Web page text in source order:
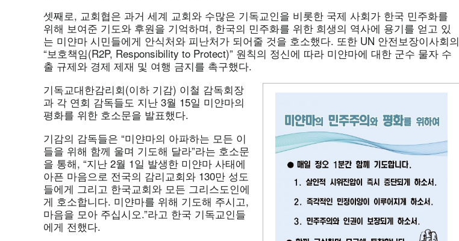
셋째로, 교회협은 과거 세계 교회와 수많은 기독교인을 비롯한 국제 사회가 한국 민주화를
위해 보여준 기도와 후원을 기억하며, 한국의 민주화를 위한 희생의 역사에 용기를 얻고 있
는 미얀마 시민들에게 안식처와 피난처가 되어줄 것을 호소했다. 또한 UN 안전보장이사회의
“보호책임(R2P, Responsibility to Protect)” 원칙의 정신에 따라 미얀마에 대한 군수 물자 수
출 규제와 경제 제재 및 여행 금지를 촉구했다.
기독교대한감리회(이하 기감) 이철 감독회장
과 각 연회 감독들도 지난 3월 15일 미얀마의
평화를 위한 호소문을 발표했다.
기감의 감독들은 “미얀마의 아파하는 모든 이
들을 위해 함께 울며 기도해 달라”라는 호소문
을 통해, “지난 2월 1일 발생한 미얀마 사태에
아픈 마음으로 전국의 감리교회와 130만 성도
들에게 그리고 한국교회와 모든 그리스도인에
게 호소합니다. 미얀마를 위해 기도해 주시고,
마음을 모아 주십시오.”라고 한국 기독교인들
에게 전했다.